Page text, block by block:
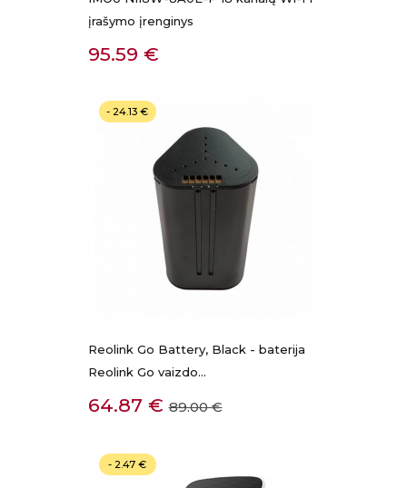
įrašymo įrenginys
Kaina
95.59 €
Reolink Go Battery, Black - baterija
Reolink Go vaizdo...
Kaina
64.87 € Bazinė
89.00 €
- 24.13 €
- 2.47 €